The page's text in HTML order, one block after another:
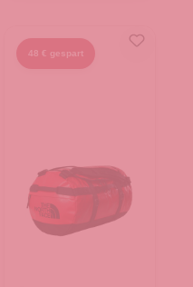
48 € gespart